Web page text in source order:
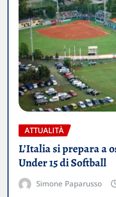
ATTUALITÀ
L’Italia si prepara a
Under 15 di Softball
Simone Paparusso